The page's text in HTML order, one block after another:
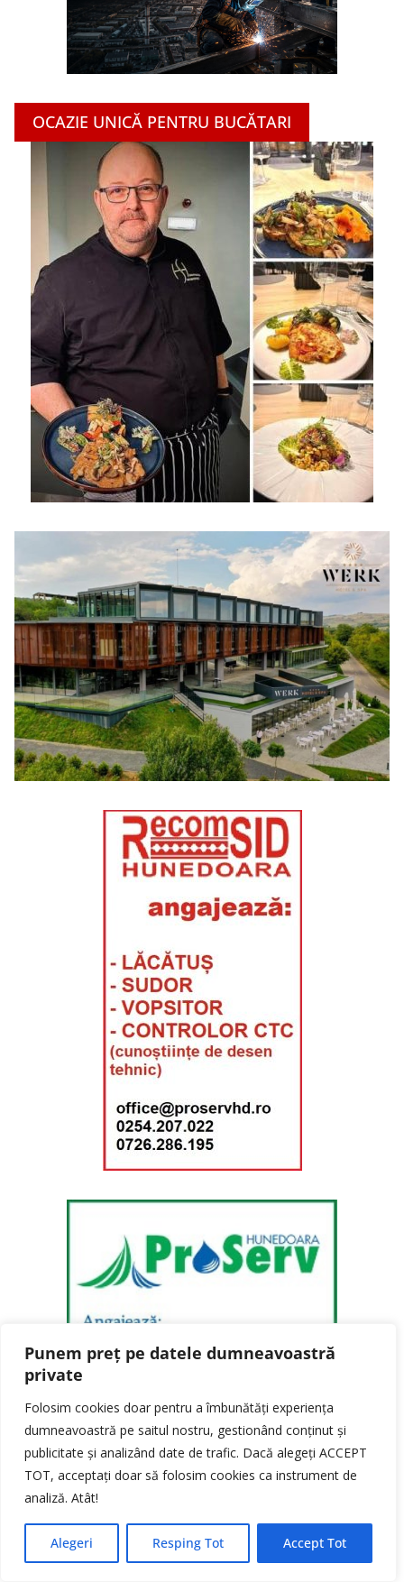
Punem preț pe datele dumneavoastră
private
Folosim cookies doar pentru a îmbunătăți experiența
dumneavoastră pe saitul nostru, gestionând conținut și
publicitate și analizând date de trafic. Dacă alegeți ACCEPT
TOT, acceptați doar să folosim cookies ca instrument de
analiză. Atât!
Alegeri Resping Tot Accept Tot
OCAZIE UNICĂ PENTRU BUCĂTARI